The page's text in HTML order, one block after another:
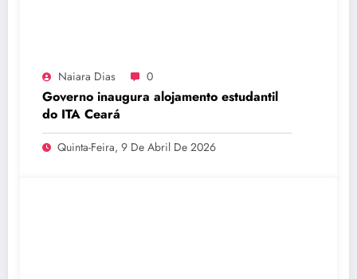
Naiara Dias 0
Governo inaugura alojamento estudantil
do ITA Ceará
Quinta-Feira, 9 De Abril De 2026